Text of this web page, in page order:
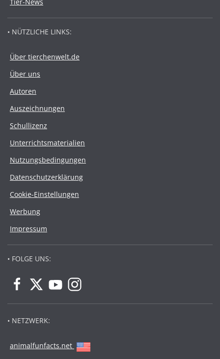
• NÜTZLICHE LINKS:
Über tierchenwelt.de
Über uns
Autoren
Auszeichnungen
Schullizenz
Unterrichtsmaterialien
Nutzungsbedingungen
Datenschutzerklärung
Cookie-Einstellungen
Werbung
Impressum
• FOLGE UNS:
• NETZWERK:
animalfunfacts.net